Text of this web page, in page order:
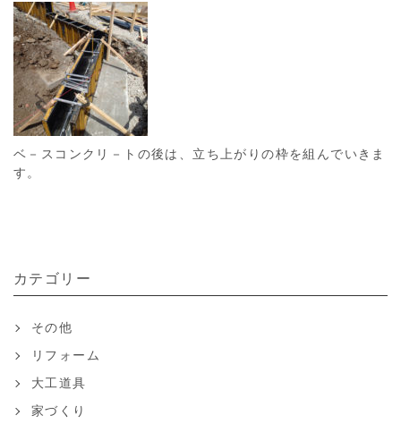
ベ－スコンクリ－トの後は、立ち上がりの枠を組んでいきま
す。
カテゴリー
その他
リフォーム
大工道具
家づくり